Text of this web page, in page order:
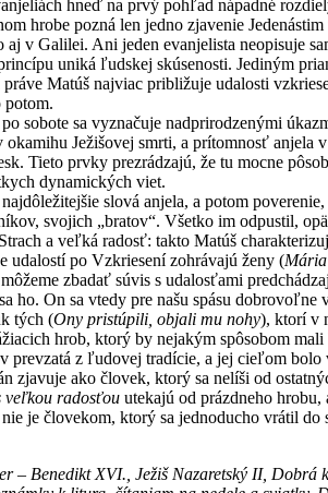
hneď na prvý pohľad nápadné
hrobe pozná len jedno zjavenie
aj v Galilei. Ani jeden evanjelista neopisuje
uniká ľudskej skúsenosti. Jediným
Matúš najviac približuje udalosti
potom.
sobote sa vyznačuje nadprirodzenými
okamihu Ježišovej smrti, a prítomnosť
Tieto prvky prezrádzajú, že tu mocne
dynamických viet.
slová anjela, a potom
svojich „bratov“. Všetko im odpustil,
a veľká radosť: takto Matúš
udalostí po Vzkriesení zohrávajú ženy (
zbadať súvis s udalosťami
ho. On sa vtedy pre našu spásu
tých (Ony pristúpili, objali mu nohy), ktorí v
hrob, ktorý by nejakým spôsobom
prevzatá z ľudovej tradície, a jej cieľom
zjavuje ako človek, ktorý sa nelíši od
veľkou radosťou utekajú od prázdneho
je človekom, ktorý sa jednoducho vrátil
– Benedikt XVI., Ježiš Nazaretský II, Dobrá